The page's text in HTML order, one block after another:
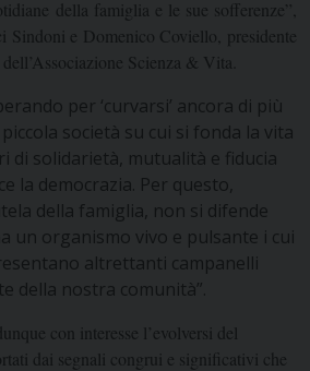
della famiglia e le sue sofferenze”,
Sindoni e Domenico Coviello, presidente
Scienza & Vita.
per ‘curvarsi’ ancora di più
società su cui si fonda la vita
di solidarietà, mutualità e fiducia
la democrazia. Per questo,
della famiglia, non si difende
un organismo vivo e pulsante i cui
altrettanti campanelli
della nostra comunità”.
con interesse l’evolversi del
dai segnali congrui e significativi che